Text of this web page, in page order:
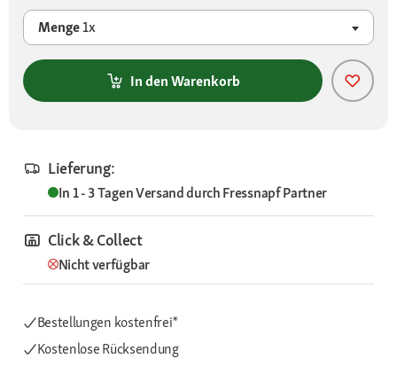
Menge1x
In den Warenkorb
Lieferung:
In 1 - 3 TagenVersand durchFressnapf Partner
Click & Collect
Nicht verfügbar
Bestellungen kostenfrei*
Kostenlose Rücksendung